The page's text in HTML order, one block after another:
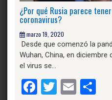
¿Por qué Rusia parece
coronavirus?
marzo 19, 2020
Desde que comenzó la
Wuhan, China, en
el virus se…
Facebook
Twitter
Email